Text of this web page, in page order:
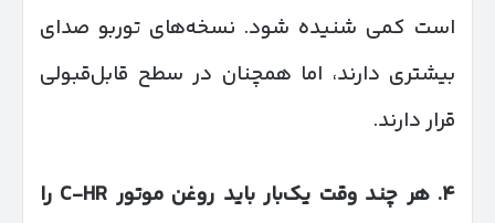
است کمی شنیده شود. نسخه‌های توربو صدای
بیشتری دارند، اما همچنان در سطح قابل‌قبولی
قرار دارند.
۴.هر چند وقت یک‌بار باید روغن موتور
را